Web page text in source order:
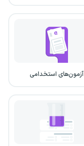
آزمون‌های استخدامی